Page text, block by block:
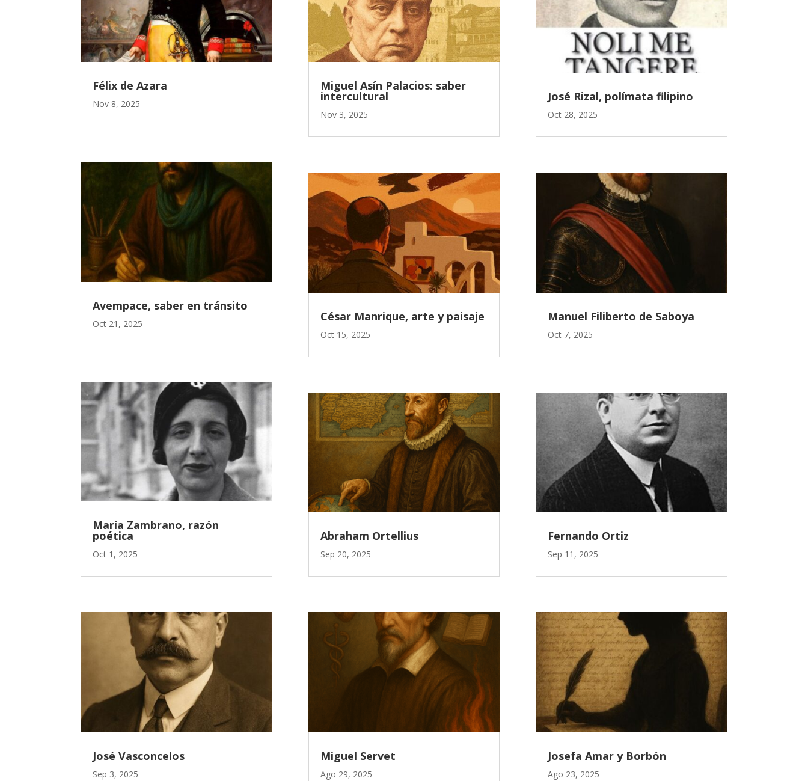
Félix de Azara
Nov 8, 2025
Avempace, saber en tránsito
Oct 21, 2025
María Zambrano, razón
poética
Oct 1, 2025
José Vasconcelos
Sep 3, 2025
Miguel Asín Palacios: saber
intercultural
Nov 3, 2025
César Manrique, arte y paisaje
Oct 15, 2025
Abraham Ortellius
Sep 20, 2025
Miguel Servet
Ago 29, 2025
José Rizal, polímata filipino
Oct 28, 2025
Manuel Filiberto de Saboya
Oct 7, 2025
Fernando Ortiz
Sep 11, 2025
Josefa Amar y Borbón
Ago 23, 2025